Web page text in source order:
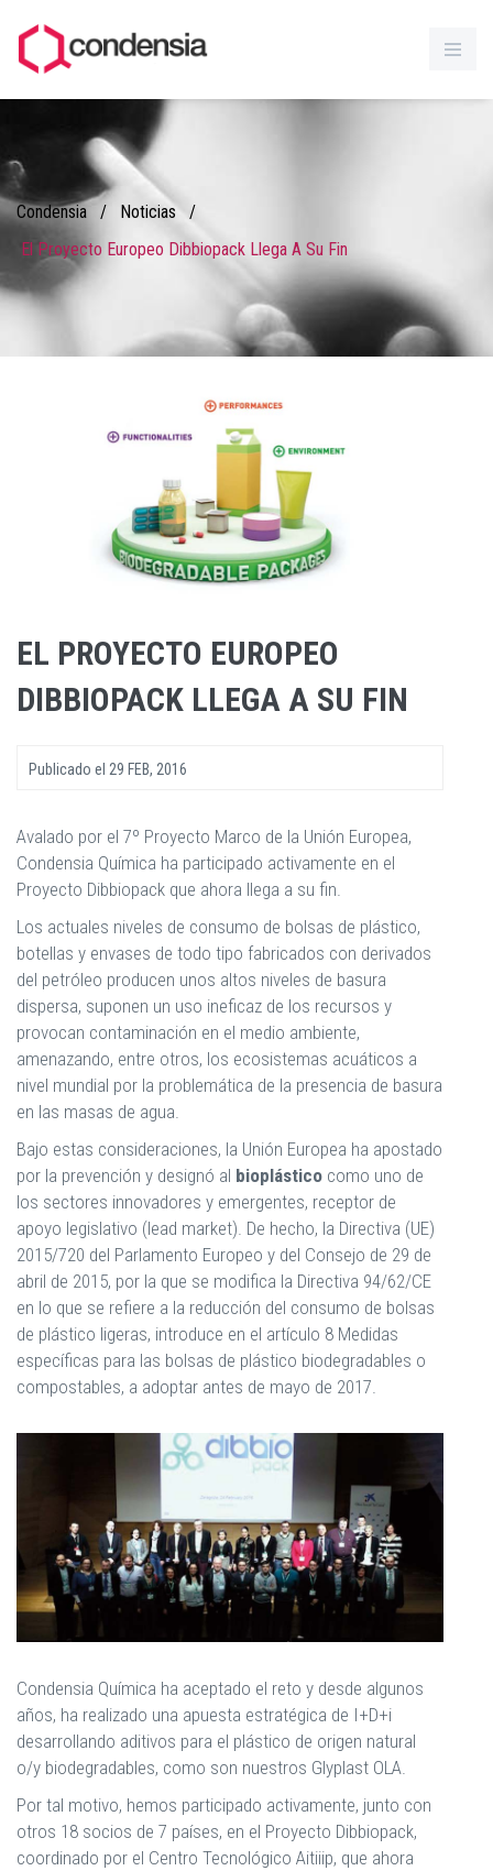
Condensia / Noticias
/
El Proyecto Europeo Dibbiopack Llega A Su Fin
EL PROYECTO EUROPEO
DIBBIOPACK LLEGA A SU FIN
Publicado el 29 FEB, 2016
Avalado por el 7º Proyecto Marco de la Unión Europea,
Condensia Química ha participado activamente en el
Proyecto Dibbiopack que ahora llega a su fin.
Los actuales niveles de consumo de bolsas de plástico,
botellas y envases de todo tipo fabricados con derivados
del petróleo producen unos altos niveles de basura
dispersa, suponen un uso ineficaz de los recursos y
provocan contaminación en el medio ambiente,
amenazando, entre otros, los ecosistemas acuáticos a
nivel mundial por la problemática de la presencia de basura
en las masas de agua.
Bajo estas consideraciones, la Unión Europea ha apostado
por la prevención y designó al bioplástico como uno de
los sectores innovadores y emergentes, receptor de
apoyo legislativo (lead market). De hecho, la Directiva (UE)
2015/720 del Parlamento Europeo y del Consejo de 29 de
abril de 2015, por la que se modifica la Directiva 94/62/CE
en lo que se refiere a la reducción del consumo de bolsas
de plástico ligeras, introduce en el artículo 8 Medidas
específicas para las bolsas de plástico biodegradables o
compostables, a adoptar antes de mayo de 2017.
Condensia Química ha aceptado el reto y desde algunos
años, ha realizado una apuesta estratégica de I+D+i
desarrollando aditivos para el plástico de origen natural
o/y biodegradables, como son nuestros Glyplast OLA.
Por tal motivo, hemos participado activamente, junto con
otros 18 socios de 7 países, en el Proyecto Dibbiopack,
coordinado por el Centro Tecnológico Aitiiip, que ahora